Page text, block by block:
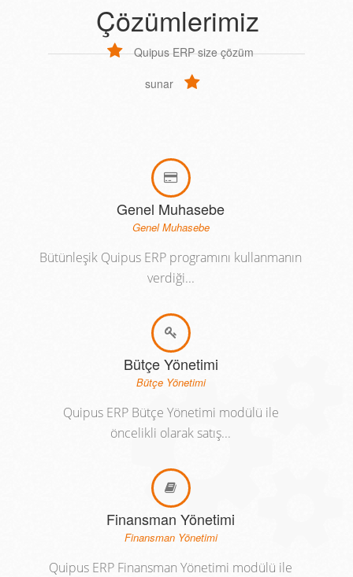
Çözümlerimiz
Quipus ERP size çözüm
sunar
Genel Muhasebe
Genel Muhasebe
Bütünleşik Quipus ERP programını kullanmanın
verdiği...
Bütçe Yönetimi
Bütçe Yönetimi
Quipus ERP Bütçe Yönetimi modülü ile
öncelikli olarak satış...
Finansman Yönetimi
Finansman Yönetimi
Quipus ERP Finansman Yönetimi modülü ile